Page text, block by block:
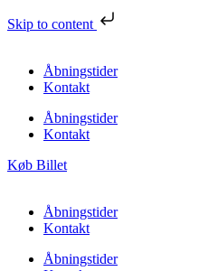
Skip to content
Åbningstider
Kontakt
Åbningstider
Kontakt
Køb Billet
Åbningstider
Kontakt
Åbningstider